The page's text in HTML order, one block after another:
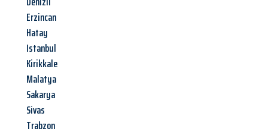
Erzincan
Hatay
Istanbul
Kirikkale
Malatya
Sakarya
Sivas
Trabzon